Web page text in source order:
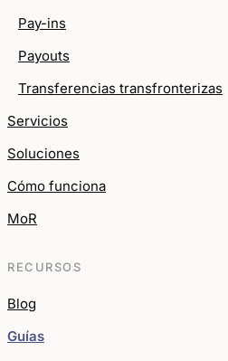
Pay-ins
Payouts
Transferencias transfronterizas
Servicios
Soluciones
Cómo funciona
MoR
RECURSOS
Blog
Guías